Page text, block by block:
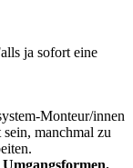
ja sofort eine
Monteur/innen
manchmal zu